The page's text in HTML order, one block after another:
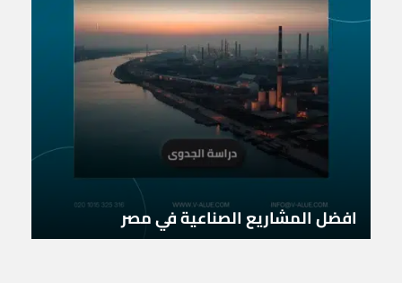
افضل المشاريع الصناعية في مصر